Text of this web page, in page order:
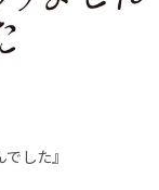
した』